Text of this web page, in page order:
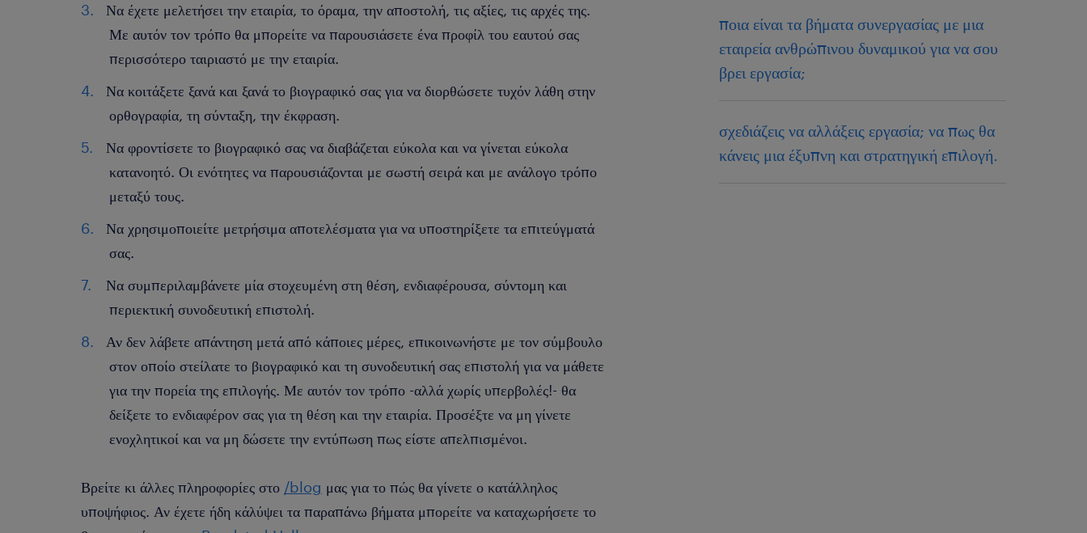
Να έχετε μελετήσει την εταιρία, το όραμα, την αποστολή, τις αξίες, τις αρχές της.
Με αυτόν τον τρόπο θα μπορείτε να παρουσιάσετε ένα προφίλ του εαυτού σας
περισσότερο ταιριαστό με την εταιρία.
Να κοιτάξετε ξανά και ξανά το βιογραφικό σας για να διορθώσετε τυχόν λάθη στην
ορθογραφία, τη σύνταξη, την έκφραση.
Να φροντίσετε το βιογραφικό σας να διαβάζεται εύκολα και να γίνεται εύκολα
κατανοητό. Οι ενότητες να παρουσιάζονται με σωστή σειρά και με ανάλογο τρόπο
μεταξύ τους.
Να χρησιμοποιείτε μετρήσιμα αποτελέσματα για να υποστηρίξετε τα επιτεύγματά
σας.
Να συμπεριλαμβάνετε μία στοχευμένη στη θέση, ενδιαφέρουσα, σύντομη και
περιεκτική συνοδευτική επιστολή.
Αν δεν λάβετε απάντηση μετά από κάποιες μέρες, επικοινωνήστε με τον σύμβουλο
στον οποίο στείλατε το βιογραφικό και τη συνοδευτική σας επιστολή για να μάθετε
για την πορεία της επιλογής. Με αυτόν τον τρόπο -αλλά χωρίς υπερβολές!- θα
δείξετε το ενδιαφέρον σας για τη θέση και την εταιρία. Προσέξτε να μη γίνετε
ενοχλητικοί και να μη δώσετε την εντύπωση πως είστε απελπισμένοι.
Βρείτε κι άλλες πληροφορίες στο /blog μας για το πώς θα γίνετε ο κατάλληλος
υποψήφιος. Αν έχετε ήδη κάλύψει τα παραπάνω βήματα μπορείτε να καταχωρήσετε το
ποια είναι τα βήματα συνεργασίας με μια
εταιρεία ανθρώπινου δυναμικού για να σου
βρει εργασία;
σχεδιάζεις να αλλάξεις εργασία; να πως θα
κάνεις μια έξυπνη και στρατηγική επιλογή.